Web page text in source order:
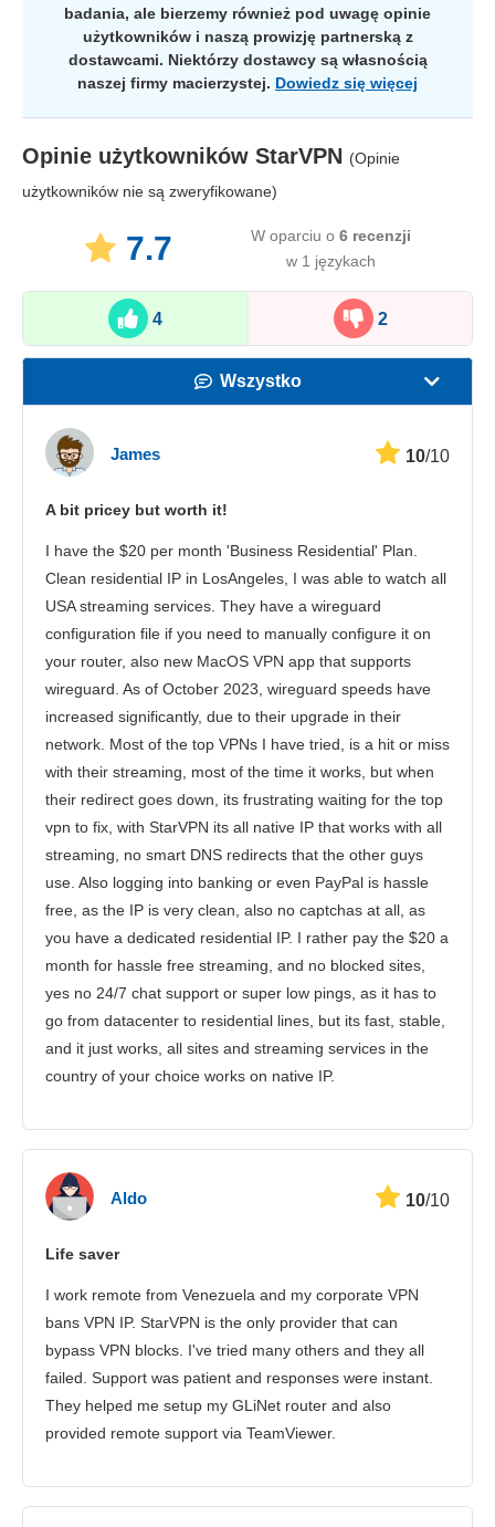
badania, ale bierzemy również pod uwagę opinie
użytkowników i naszą prowizję partnerską z
dostawcami. Niektórzy dostawcy są własnością
naszej firmy macierzystej. Dowiedz się więcej
Opinie użytkowników StarVPN (Opinie
użytkowników nie są zweryfikowane)
7.7 W oparciu o 6 recenzji
w 1 językach
4 2
Wszystko
Obsługa klienta
James 10/10
A bit pricey but worth it!
I have the $20 per month 'Business Residential' Plan.
Clean residential IP in LosAngeles, I was able to watch all
USA streaming services. They have a wireguard
configuration file if you need to manually configure it on
your router, also new MacOS VPN app that supports
wireguard. As of October 2023, wireguard speeds have
increased significantly, due to their upgrade in their
network. Most of the top VPNs I have tried, is a hit or miss
with their streaming, most of the time it works, but when
their redirect goes down, its frustrating waiting for the top
vpn to fix, with StarVPN its all native IP that works with all
streaming, no smart DNS redirects that the other guys
use. Also logging into banking or even PayPal is hassle
free, as the IP is very clean, also no captchas at all, as
you have a dedicated residential IP. I rather pay the $20 a
month for hassle free streaming, and no blocked sites,
yes no 24/7 chat support or super low pings, as it has to
go from datacenter to residential lines, but its fast, stable,
and it just works, all sites and streaming services in the
country of your choice works on native IP.
Aldo 10/10
Life saver
I work remote from Venezuela and my corporate VPN
bans VPN IP. StarVPN is the only provider that can
bypass VPN blocks. I've tried many others and they all
failed. Support was patient and responses were instant.
They helped me setup my GLiNet router and also
provided remote support via TeamViewer.